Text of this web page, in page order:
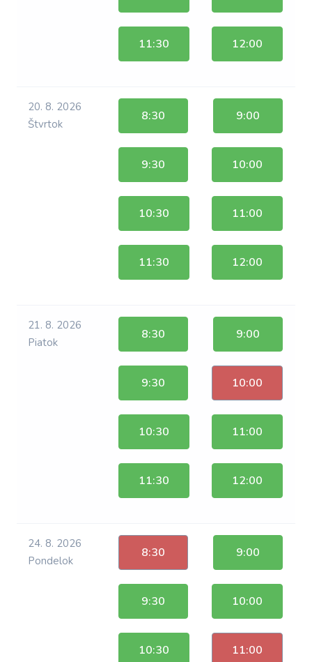
11:30 12:00
20. 8. 2026
Štvrtok
8:30 9:00
9:30 10:00
10:30 11:00
11:30 12:00
21. 8. 2026
Piatok
8:30 9:00
9:30 10:00
10:30 11:00
11:30 12:00
24. 8. 2026
Pondelok
8:30 9:00
9:30 10:00
10:30 11:00